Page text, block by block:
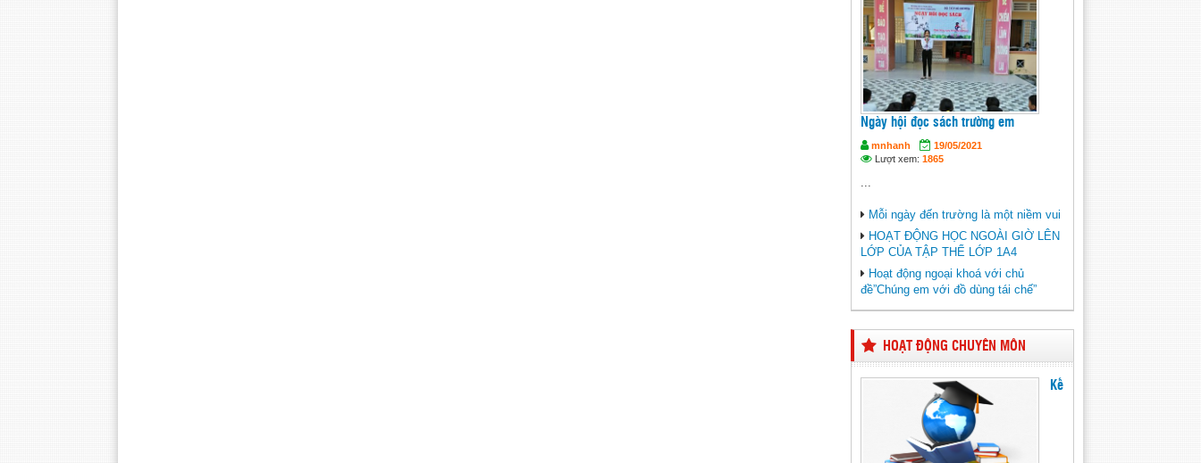
Ngày hội đọc sách trường em
mnhanh
19/05/2021
Lượt xem: 1865
Mỗi ngày đến trường là một niềm vui
HOẠT ĐỘNG HỌC NGOÀI GIỜ LÊN
LỚP CỦA TẬP THỂ LỚP 1A4
Hoạt động ngoại khoá với chủ
đề”Chúng em với đồ dùng tái chế”
HOẠT ĐỘNG CHUYÊN MÔN
Kế